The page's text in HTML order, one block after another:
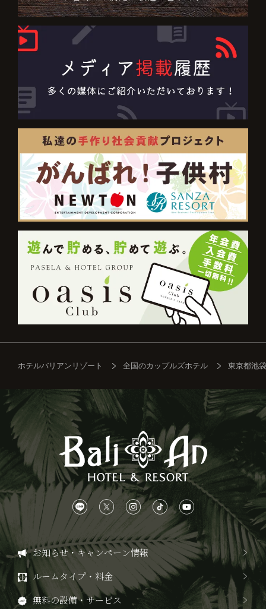
ホテルバリアンリゾート 全国のカップルズホテル 東京都池
お知らせ・キャンペーン情報
ルームタイプ・料金
無料の設備・サービス